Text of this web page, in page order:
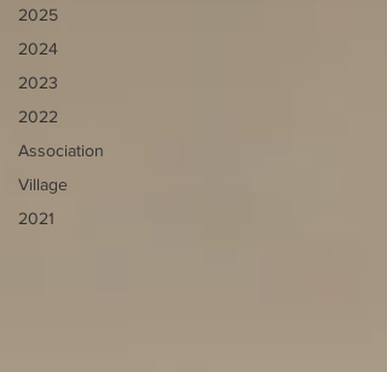
2025
2024
2023
2022
Association
Village
2021